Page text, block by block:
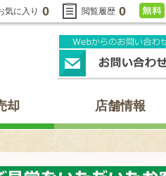
気に入り 0 閲覧履歴 0
却 店舗情報